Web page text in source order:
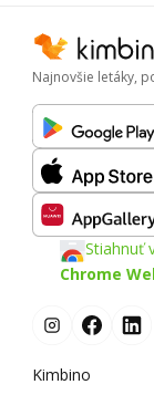
Najnovšie letáky,
Stiahnuť
Chrome
Kimbino